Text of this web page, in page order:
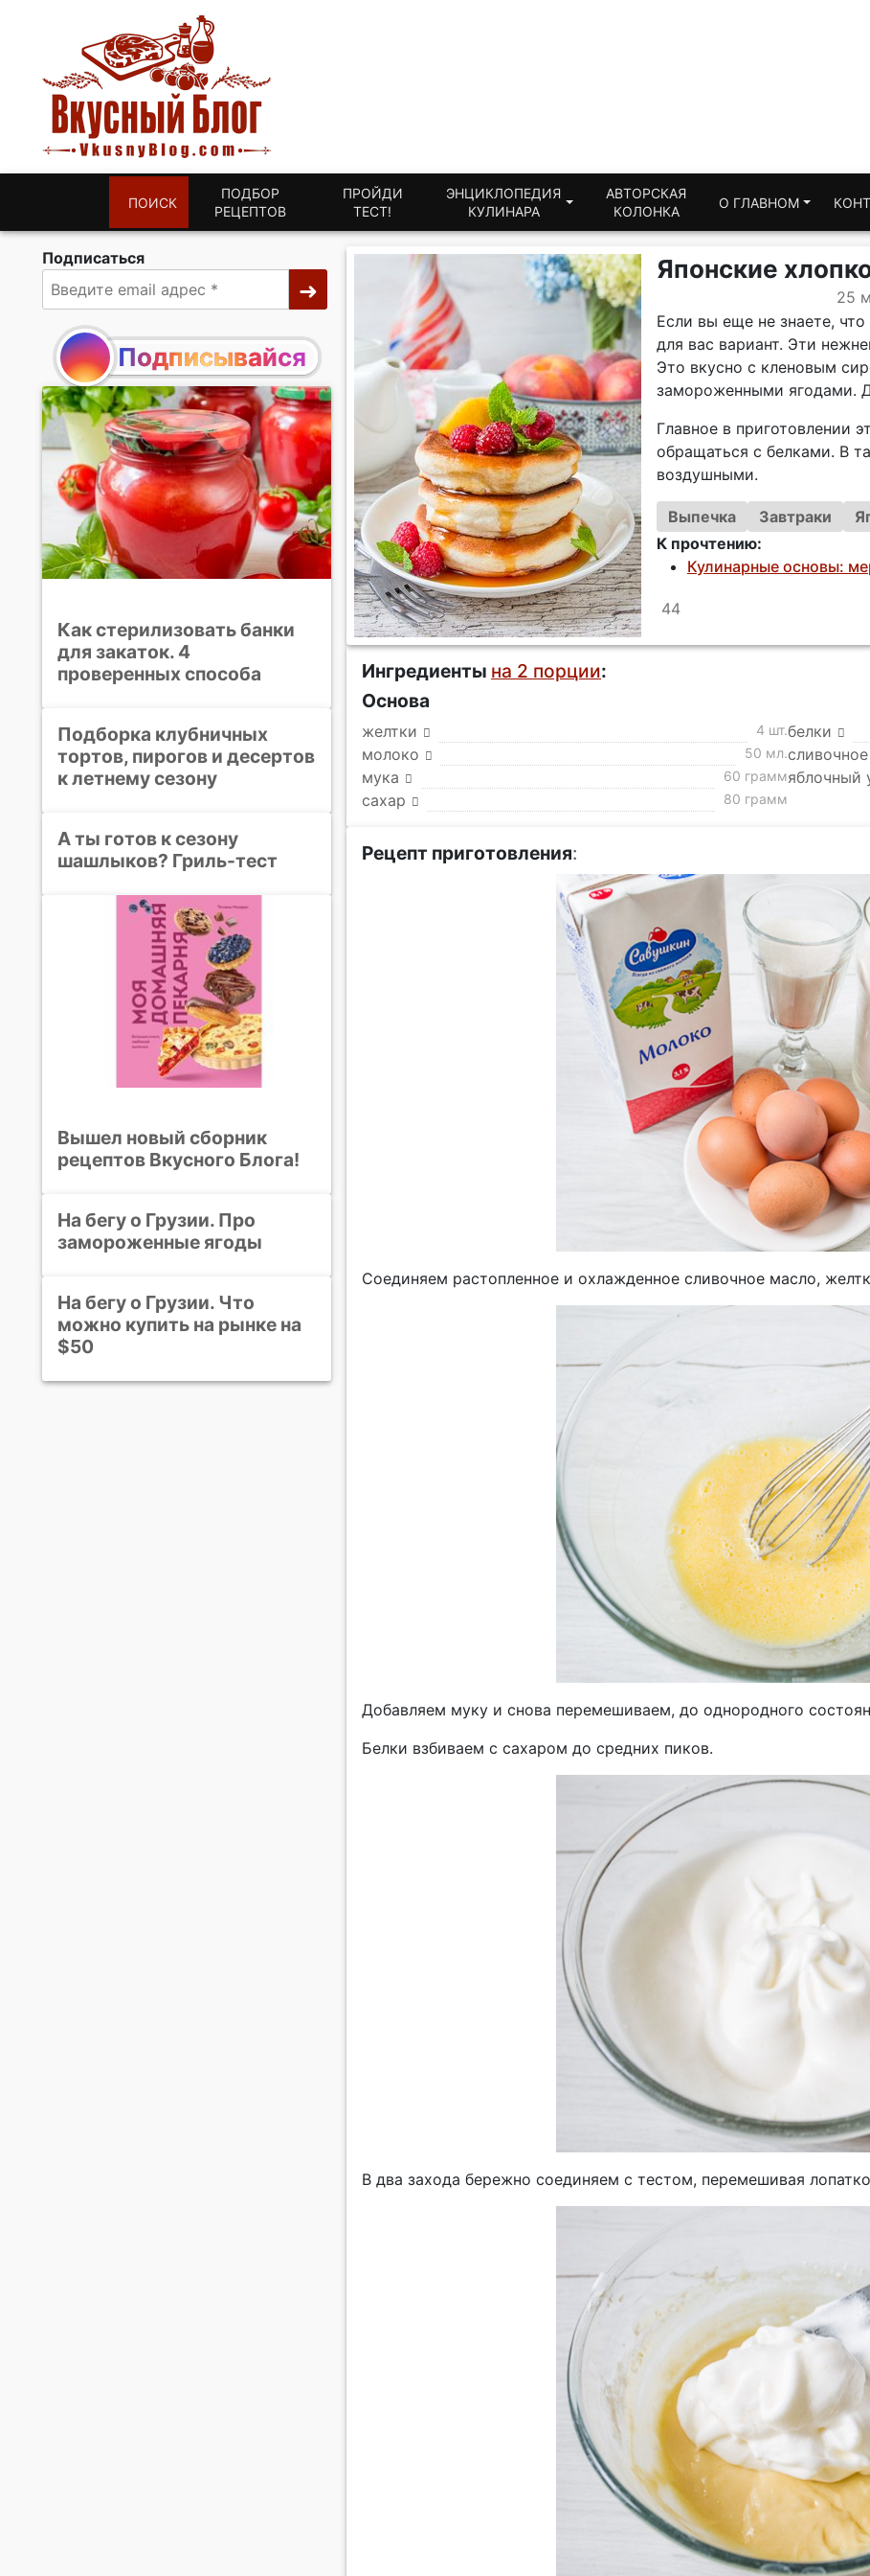
ПОИСК
ПОДБОР
РЕЦЕПТОВ
ПРОЙДИ
ТЕСТ!
ЭНЦИКЛОПЕДИЯ
КУЛИНАРА
АВТОРСКАЯ
КОЛОНКА
О ГЛАВНОМ
Японские
25
Если вы еще не знаете, что
для вас вариант. Эти
Это вкусно с кленовым
замороженными ягодами.
Главное в приготовлении
обращаться с белками. В
воздушными.
Выпечка Завтраки
К прочтению:
Кулинарные основы:
44
Ингредиенты на 2 порции:
Основа
желтки 4 шт.белки
молоко 50 мл.
мука 60 граммяблочный
сахар 80 грамм
Рецепт приготовления:
Соединяем растопленное и охлажденное сливочное масло,
Добавляем муку и снова перемешиваем, до однородного
Белки взбиваем с сахаром до средних пиков.
В два захода бережно соединяем с тестом, перемешивая
Подписаться
Подписывайся
Как стерилизовать банки
для закаток. 4
проверенных способа
Подборка клубничных
тортов, пирогов и десертов
к летнему сезону
А ты готов к сезону
шашлыков? Гриль-тест
Вышел новый сборник
рецептов Вкусного Блога!
На бегу о Грузии. Про
замороженные ягоды
На бегу о Грузии. Что
можно купить на рынке на
$50